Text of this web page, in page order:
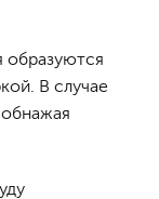
образуются
В случае